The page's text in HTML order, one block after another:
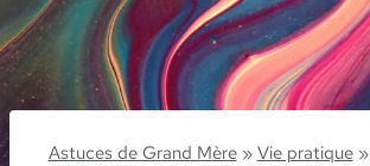
Astuces de Grand Mère»Vie pratique»